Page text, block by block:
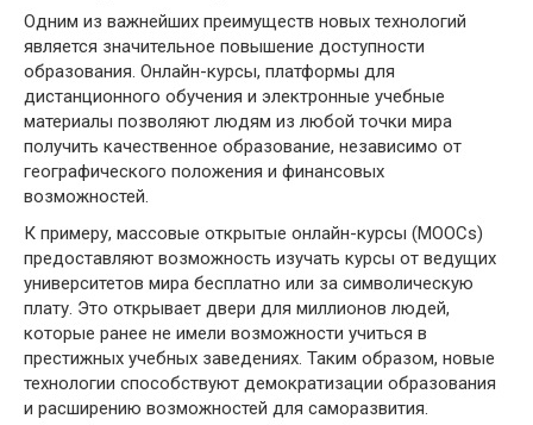
Одним из важнейших преимуществ новых технологий
является значительное повышение доступности
образования. Онлайн-курсы, платформы для
дистанционного обучения и электронные учебные
материалы позволяют людям из любой точки мира
получить качественное образование, независимо от
географического положения и финансовых
возможностей.
К примеру, массовые открытые онлайн-курсы (MOOCs)
предоставляют возможность изучать курсы от ведущих
университетов мира бесплатно или за символическую
плату. Это открывает двери для миллионов людей,
которые ранее не имели возможности учиться в
престижных учебных заведениях. Таким образом, новые
технологии способствуют демократизации образования
и расширению возможностей для саморазвития.